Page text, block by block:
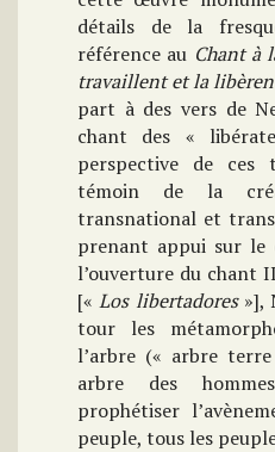
détails de la
référence au Chant à
travaillent et la
part à des vers de
chant des «
perspective de
témoin de la
transnational et
prenant appui sur le
l’ouverture du chant
[«Los libertadores »],
tour les
l’arbre (« arbre
arbre des
prophétiser
peuple, tous les